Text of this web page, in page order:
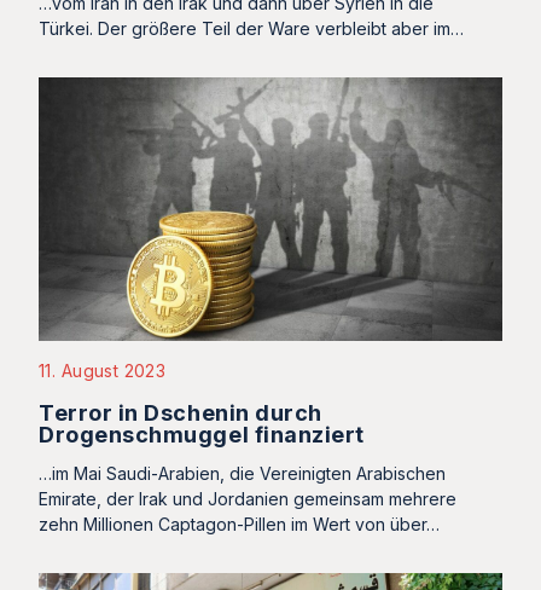
Türkei. Der größere Teil der Ware verbleibt aber im…
11. August 2023
Terror in Dschenin durch
Drogenschmuggel finanziert
…im Mai Saudi-Arabien, die Vereinigten Arabischen
Emirate, der Irak und Jordanien gemeinsam mehrere
zehn Millionen Captagon-Pillen im Wert von über…